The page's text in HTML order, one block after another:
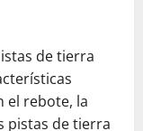
de tierra
el rebote, la
pistas de tierra